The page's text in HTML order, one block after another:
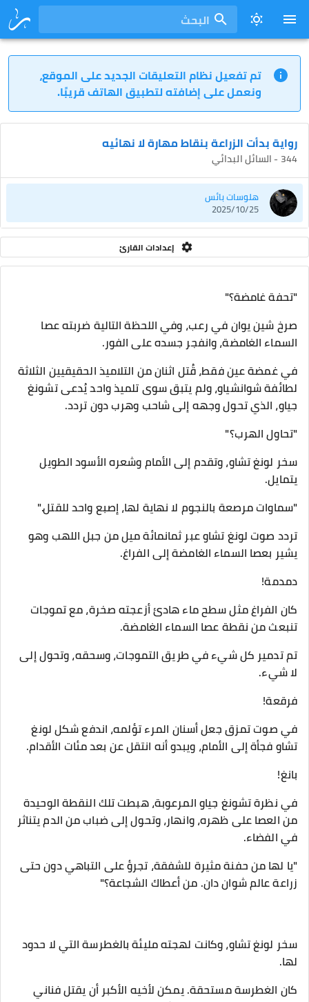
البحث
تم تفعيل نظام التعليقات الجديد على الموقع،
ونعمل على إضافته لتطبيق الهاتف قريبًا.
رواية بدأت الزراعة بنقاط مهارة لا نهائيه
344 - السائل البدائي
هلوسات بائس
2025/10/25
إعدادات القارئ
"تحفة غامضة؟"
صرخ شين يوان في رعب، وفي اللحظة التالية ضربته عصا
السماء الغامضة، وانفجر جسده على الفور.
في غمضة عين فقط، قُتل اثنان من التلاميذ الحقيقيين الثلاثة
لطائفة شوانشياو، ولم يتبق سوى تلميذ واحد يُدعى تشونغ
جياو، الذي تحول وجهه إلى شاحب وهرب دون تردد.
"تحاول الهرب؟"
سخر لونغ تشاو، وتقدم إلى الأمام وشعره الأسود الطويل
يتمايل.
"سماوات مرصعة بالنجوم لا نهاية لها، إصبع واحد للقتل."
تردد صوت لونغ تشاو عبر ثمانمائة ميل من جبل اللهب وهو
يشير بعصا السماء الغامضة إلى الفراغ.
دمدمة!
كان الفراغ مثل سطح ماء هادئ أزعجته صخرة، مع تموجات
تنبعث من نقطة عصا السماء الغامضة.
تم تدمير كل شيء في طريق التموجات، وسحقه، وتحول إلى
لا شيء.
فرقعة!
في صوت تمزق جعل أسنان المرء تؤلمه، اندفع شكل لونغ
تشاو فجأة إلى الأمام، ويبدو أنه انتقل عن بعد مئات الأقدام.
بانغ!
في نظرة تشونغ جياو المرعوبة، هبطت تلك النقطة الوحيدة
من العصا على ظهره، وانهار، وتحول إلى ضباب من الدم يتناثر
في الفضاء.
"يا لها من حفنة مثيرة للشفقة، تجرؤ على التباهي دون حتى
زراعة عالم شوان دان. من أعطاك الشجاعة؟"
سخر لونغ تشاو، وكانت لهجته مليئة بالغطرسة التي لا حدود
لها.
كان الغطرسة مستحقة. يمكن لأخيه الأكبر أن يقتل فناني